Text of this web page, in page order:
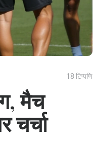
18 टिप्पणि
मैच
चर्चा